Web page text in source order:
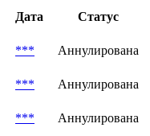
Дата
Статус
***
Аннулирована
***
Аннулирована
***
Аннулирована